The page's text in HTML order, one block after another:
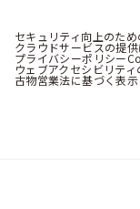
セキュリティ向上のた
クラウドサービスの提
プライバシーポリシー
ウェブアクセシビリテ
古物営業法に基づく表示